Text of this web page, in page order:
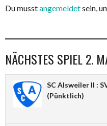
Du musstangemeldetsein,
NÄCHSTES SPIEL 2.
SC Alsweiler II :
(Pünktlich)